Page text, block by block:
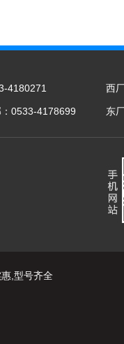
4180271
0533-4178699
西
东
,型号齐全